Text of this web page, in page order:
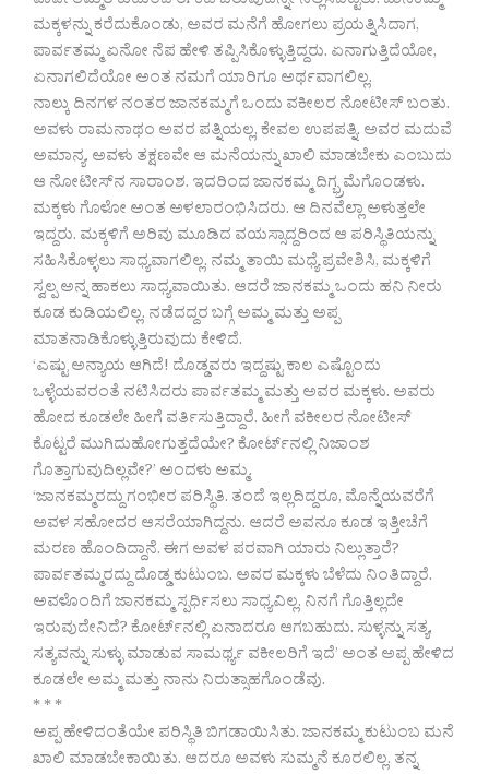
ಮಕ್ಕಳನ್ನು ಕರೆದುಕೊಂಡು, ಅವರ ಮನೆಗೆ ಹೋಗಲು ಪ್ರಯತ್ನಿಸಿದಾಗ,
ಪಾರ್ವತಮ್ಮ ಏನೋ ನೆಪ ಹೇಳಿ ತಪ್ಪಿಸಿಕೊಳ್ಳುತ್ತಿದ್ದರು. ಏನಾಗುತ್ತಿದೆಯೋ,
ಏನಾಗಲಿದೆಯೋ ಅಂತ ನಮಗೆ ಯಾರಿಗೂ ಅರ್ಥವಾಗಲಿಲ್ಲ.
ನಾಲ್ಕು ದಿನಗಳ ನಂತರ ಜಾನಕಮ್ಮಗೆ ಒಂದು ವಕೀಲರ ನೋಟೀಸ್ ಬಂತು.
ಅವಳು ರಾಮನಾಥಂ ಅವರ ಪತ್ನಿಯಲ್ಲ, ಕೇವಲ ಉಪಪತ್ನಿ. ಅವರ ಮದುವೆ
ಅಮಾನ್ಯ. ಅವಳು ತಕ್ಷಣವೇ ಆ ಮನೆಯನ್ನು ಖಾಲಿ ಮಾಡಬೇಕು ಎಂಬುದು
ಆ ನೋಟೀಸ್‍ನ ಸಾರಾಂಶ. ಇದರಿಂದ ಜಾನಕಮ್ಮ ದಿಗ್ಭ್ರಮೆಗೊಂಡಳು.
ಮಕ್ಕಳು ಗೊಳೋ ಅಂತ ಅಳಲಾರಂಭಿಸಿದರು. ಆ ದಿನವೆಲ್ಲಾ ಅಳುತ್ತಲೇ
ಇದ್ದರು. ಮಕ್ಕಳಿಗೆ ಅರಿವು ಮೂಡಿದ ವಯಸ್ಸಾದ್ದರಿಂದ ಆ ಪರಿಸ್ಥಿತಿಯನ್ನು
ಸಹಿಸಿಕೊಳ್ಳಲು ಸಾಧ್ಯವಾಗಲಿಲ್ಲ. ನಮ್ಮ ತಾಯಿ ಮಧ್ಯೆ ಪ್ರವೇಶಿಸಿ, ಮಕ್ಕಳಿಗೆ
ಸ್ವಲ್ಪ ಅನ್ನ ಹಾಕಲು ಸಾಧ್ಯವಾಯಿತು. ಆದರೆ ಜಾನಕಮ್ಮ ಒಂದು ಹನಿ ನೀರು
ಕೂಡ ಕುಡಿಯಲಿಲ್ಲ. ನಡೆದದ್ದರ ಬಗ್ಗೆ ಅಮ್ಮ ಮತ್ತು ಅಪ್ಪ
ಮಾತನಾಡಿಕೊಳ್ಳುತ್ತಿರುವುದು ಕೇಳಿದೆ.
‘ಎಷ್ಟು ಅನ್ಯಾಯ ಆಗಿದೆ! ದೊಡ್ಡವರು ಇದ್ದಷ್ಟು ಕಾಲ ಎಷ್ಟೊಂದು
ಒಳ್ಳೆಯವರಂತೆ ನಟಿಸಿದರು ಪಾರ್ವತಮ್ಮ ಮತ್ತು ಅವರ ಮಕ್ಕಳು. ಅವರು
ಹೋದ ಕೂಡಲೇ ಹೀಗೆ ವರ್ತಿಸುತ್ತಿದ್ದಾರೆ. ಹೀಗೆ ವಕೀಲರ ನೋಟೀಸ್
ಕೊಟ್ಟರೆ ಮುಗಿದುಹೋಗುತ್ತದೆಯೇ? ಕೋರ್ಟ್‍ನಲ್ಲಿ ನಿಜಾಂಶ
ಗೊತ್ತಾಗುವುದಿಲ್ಲವೇ?’ ಅಂದಳು ಅಮ್ಮ.
‘ಜಾನಕಮ್ಮರದ್ದು ಗಂಭೀರ ಪರಿಸ್ಥಿತಿ. ತಂದೆ ಇಲ್ಲದಿದ್ದರೂ, ಮೊನ್ನೆಯವರೆಗೆ
ಅವಳ ಸಹೋದರ ಆಸರೆಯಾಗಿದ್ದನು. ಆದರೆ ಅವನೂ ಕೂಡ ಇತ್ತೀಚೆಗೆ
ಮರಣ ಹೊಂದಿದ್ದಾನೆ. ಈಗ ಅವಳ ಪರವಾಗಿ ಯಾರು ನಿಲ್ಲುತ್ತಾರೆ?
ಪಾರ್ವತಮ್ಮರದ್ದು ದೊಡ್ಡ ಕುಟುಂಬ. ಅವರ ಮಕ್ಕಳು ಬೆಳೆದು ನಿಂತಿದ್ದಾರೆ.
ಅವಳೊಂದಿಗೆ ಜಾನಕಮ್ಮ ಸ್ಪರ್ಧಿಸಲು ಸಾಧ್ಯವಿಲ್ಲ. ನಿನಗೆ ಗೊತ್ತಿಲ್ಲದೇ
ಇರುವುದೇನಿದೆ? ಕೋರ್ಟ್‍ನಲ್ಲಿ ಏನಾದರೂ ಆಗಬಹುದು. ಸುಳ್ಳನ್ನು ಸತ್ಯ,
ಸತ್ಯವನ್ನು ಸುಳ್ಳು ಮಾಡುವ ಸಾಮರ್ಥ್ಯ ವಕೀಲರಿಗೆ ಇದೆ’ ಅಂತ ಅಪ್ಪ ಹೇಳಿದ
ಕೂಡಲೇ ಅಮ್ಮ ಮತ್ತು ನಾನು ನಿರುತ್ಸಾಹಗೊಂಡೆವು.
* * *
ಅಪ್ಪ ಹೇಳಿದಂತೆಯೇ ಪರಿಸ್ಥಿತಿ ಬಿಗಡಾಯಿಸಿತು. ಜಾನಕಮ್ಮ ಕುಟುಂಬ ಮನೆ
ಖಾಲಿ ಮಾಡಬೇಕಾಯಿತು. ಆದರೂ ಅವಳು ಸುಮ್ಮನೆ ಕೂರಲಿಲ್ಲ. ತನ್ನ